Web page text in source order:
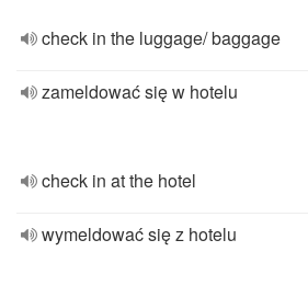
check in the luggage/ baggage
zameldować się w hotelu
check in at the hotel
wymeldować się z hotelu